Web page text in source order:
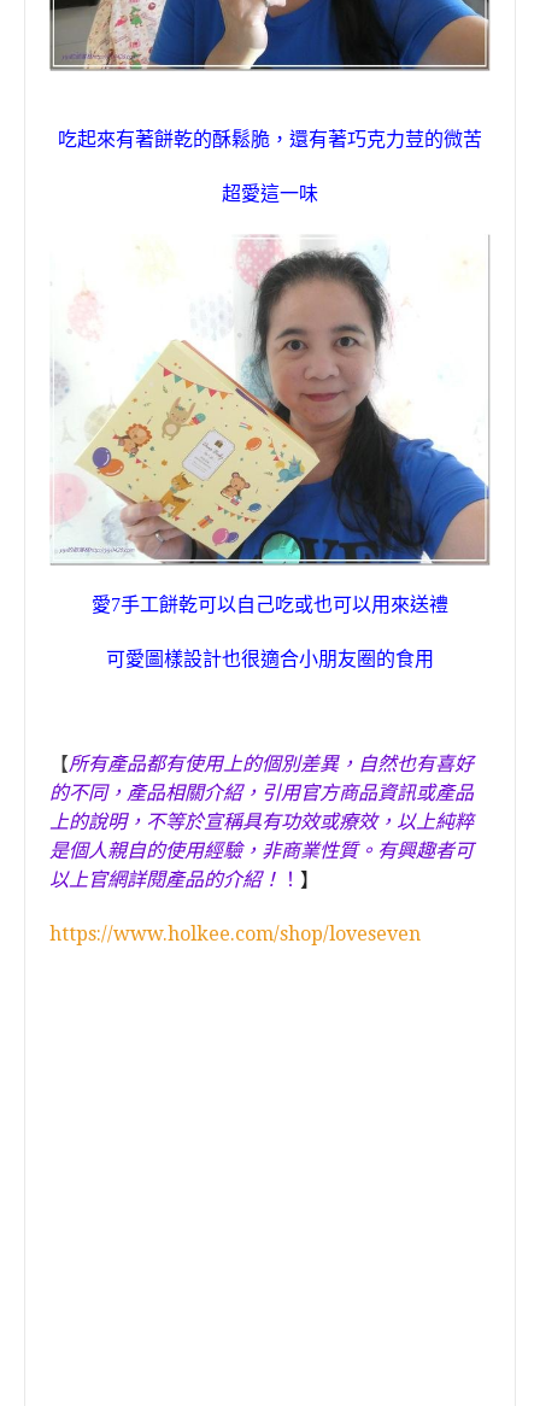
吃起來有著餅乾的酥鬆脆，還有著巧克力荳的微苦
超愛這一味
愛7手工餅乾可以自己吃或也可以用來送禮
可愛圖樣設計也很適合小朋友圈的食用
【所有產品都有使用上的個別差異，自然也有喜好
的不同，產品相關介紹，引用官方商品資訊或產品
上的說明，不等於宣稱具有功效或療效，以上純粹
是個人親自的使用經驗，非商業性質。 有興趣者可
以上官網詳閱產品的介紹！
！ 】
https://www.holkee.com/shop/loveseven